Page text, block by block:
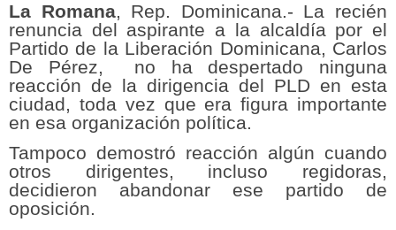
La Romana, Rep. Dominicana.- La recién
renuncia del aspirante a la alcaldía por el
Partido de la Liberación Dominicana, Carlos
De Pérez, no ha despertado ninguna
reacción de la dirigencia del PLD en esta
ciudad, toda vez que era figura importante
en esa organización política.
Tampoco demostró reacción algún cuando
otros dirigentes, incluso regidoras,
decidieron abandonar ese partido de
oposición.